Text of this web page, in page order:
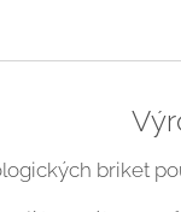
briket